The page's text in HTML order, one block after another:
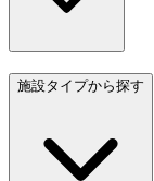
施設タイプから探す